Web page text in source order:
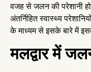
वजह से जलन की परेशानी
अंतर्निहित स्वास्थ्य
के माध्यम से इसके बारे में
मलद्वार में